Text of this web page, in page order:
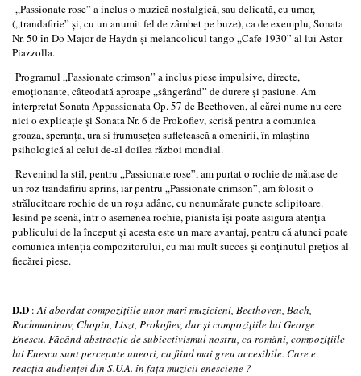
„Passionate rose” a inclus o muzică nostalgică, sau delicată, cu umor,
(„trandafirie” şi, cu un anumit fel de zâmbet pe buze), ca de exemplu, Sonata
Nr. 50 în Do Major de Haydn şi melancolicul tango „Cafe 1930” al lui Astor
Piazzolla.
Programul „Passionate crimson” a inclus piese impulsive, directe,
emoţionante, câteodată aproape „sângerând” de durere şi pasiune. Am
interpretat Sonata Appassionata Op. 57 de Beethoven, al cărei nume nu cere
nici o explicaţie şi Sonata Nr. 6 de Prokofiev, scrisă pentru a comunica
groaza, speranţa, ura si frumuseţea sufletească a omenirii, în mlaştina
psihologică al celui de-al doilea război mondial.
Revenind la stil, pentru „Passionate rose”, am purtat o rochie de mătase de
un roz trandafiriu aprins, iar pentru „Passionate crimson”, am folosit o
strălucitoare rochie de un roşu adânc, cu nenumărate puncte sclipitoare.
Iesind pe scenă, într-o asemenea rochie, pianista îşi poate asigura atenţia
publicului de la început şi acesta este un mare avantaj, pentru că atunci poate
comunica intenţia compozitorului, cu mai mult succes şi conţinutul preţios al
fiecărei piese.
D.D :Ai abordat compoziţiile unor mari muzicieni, Beethoven, Bach,
Rachmaninov, Chopin, Liszt, Prokofiev, dar şi compoziţiile lui George
Enescu. Făcând abstracţie de subiectivismul nostru, ca români, compoziţiile
lui Enescu sunt percepute uneori, ca fiind mai greu accesibile. Care e
reacţia audienţei din S.U.A. în faţa muzicii enesciene ?